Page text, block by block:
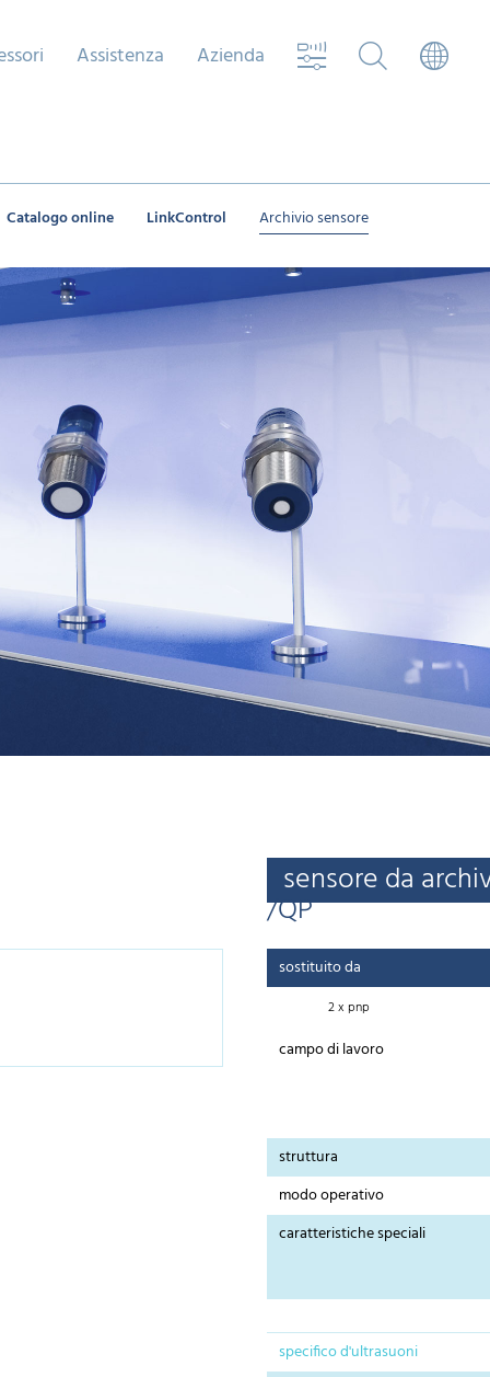
Assistenza Azienda
Catalogo online LinkControl Archivio sensore
sensore da
/QP
sostituito da
2 x pnp
campo di lavoro
struttura
modo operativo
caratteristiche speciali
specifico d'ultrasuoni